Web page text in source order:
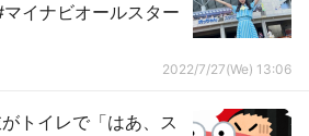
イナビオールスター
2022/7/27(We) 13:06
トイレで「はあ、ス